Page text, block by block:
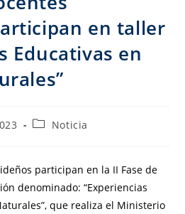
en taller
Educativas en
Noticia
participan en la II Fase de
denominado: “Experiencias
que realiza el Ministerio